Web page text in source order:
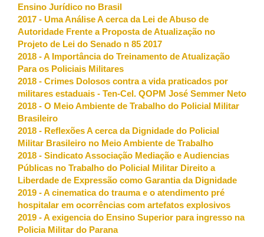
Ensino Jurídico no Brasil
2017 - Uma Análise A cerca da Lei de Abuso de
Autoridade Frente a Proposta de Atualização no
Projeto de Lei do Senado n 85 2017
2018 - A Importância do Treinamento de Atualização
Para os Policiais Militares
2018 - Crimes Dolosos contra a vida praticados por
militares estaduais - Ten-Cel. QOPM José Semmer Neto
2018 - O Meio Ambiente de Trabalho do Policial Militar
Brasileiro
2018 - Reflexões A cerca da Dignidade do Policial
Militar Brasileiro no Meio Ambiente de Trabalho
2018 - Sindicato Associação Mediação e Audiencias
Públicas no Trabalho do Policial Militar Direito a
Liberdade de Expressão como Garantia da Dignidade
2019 - A cinematica do trauma e o atendimento pré
hospitalar em ocorrências com artefatos explosivos
2019 - A exigencia do Ensino Superior para ingresso na
Policia Militar do Parana